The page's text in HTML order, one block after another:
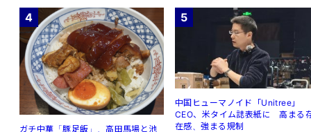
4
ガチ中華「豚足飯」、高田馬場と池
5
中国ヒューマノイド「Unitree」
CEO、米タイム誌表紙に 高まる
在感、強まる規制